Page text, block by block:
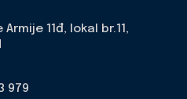
11đ, lokal br.11,
979